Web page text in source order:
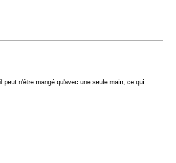
n'être mangé qu'avec une seule main, ce qui